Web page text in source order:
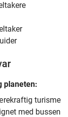
planeten:
turisme
med bussen